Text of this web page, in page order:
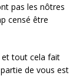
pas les nôtres
censé être
et tout cela fait
de vous est